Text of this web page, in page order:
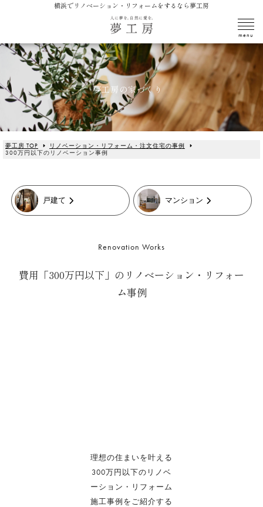
横浜でリノベーション・リフォームをするなら夢工房
夢工房の家づくり
夢工房 TOP
リノベーション・リフォーム・注文住宅の事例
300万円以下のリノベーション事例
戸建て マンション
Renovation Works
費用「300万円以下」のリノベーション・リフォー
ム事例
理想の住まいを叶える
300万円以下のリノベ
ーション・リフォーム
施工事例をご紹介する